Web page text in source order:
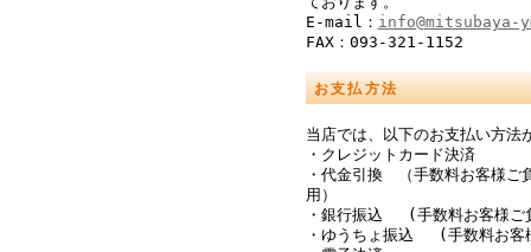
E-mail： info@mitsubaya-
FAX：093-321-1152
お支払方法
当店では、以下のお支払い方法
・クレジットカード決済
・代金引換 （手数料お客様ご
用）
・銀行振込 (手数料お客様ご
・ゆうちょ振込 (手数料お客